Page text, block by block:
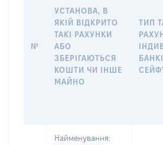
№
УСТАНОВА, В
ЯКІЙ ВІДКРИТО
ТАКІ РАХУНКИ
АБО
ЗБЕРІГАЮТЬСЯ
КОШТИ ЧИ ІНШЕ
МАЙНО
ТИП
Найменування: